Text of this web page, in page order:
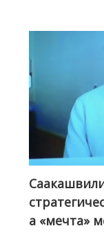
а «мечта»